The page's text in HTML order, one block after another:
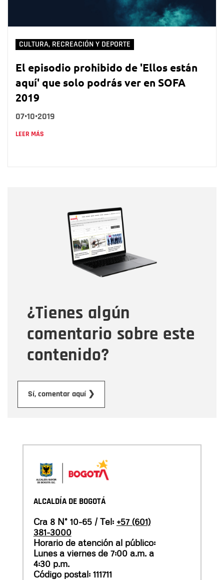
CULTURA, RECREACIÓN Y DEPORTE
El episodio prohibido de 'Ellos están
aquí' que solo podrás ver en SOFA
2019
07•10•2019
LEER MÁS
¿Tienes algún
comentario sobre este
contenido?
Sí, comentar aquí ❯
Correo electrónico
Tipo de comentario
Mensaje
ALCALDÍA DE BOGOTÁ
Cra 8 N° 10-65 / Tel: +57 (601)
381-3000
Horario de atención al público:
Lunes a viernes de 7:00 a.m. a
4:30 p.m.
Código postal: 111711